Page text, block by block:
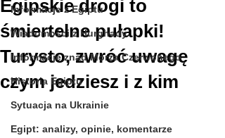
Informacje z Egiptu
Wiadomości z Hurghady
Informacje znad Morza Czerwonego
Historia Egiptu
Sytuacja na Ukrainie
Egipt: analizy, opinie, komentarze
Egipskie drogi to
śmiertelne pułapki!
Turysto, zwróć uwagę
czym jedziesz i z kim